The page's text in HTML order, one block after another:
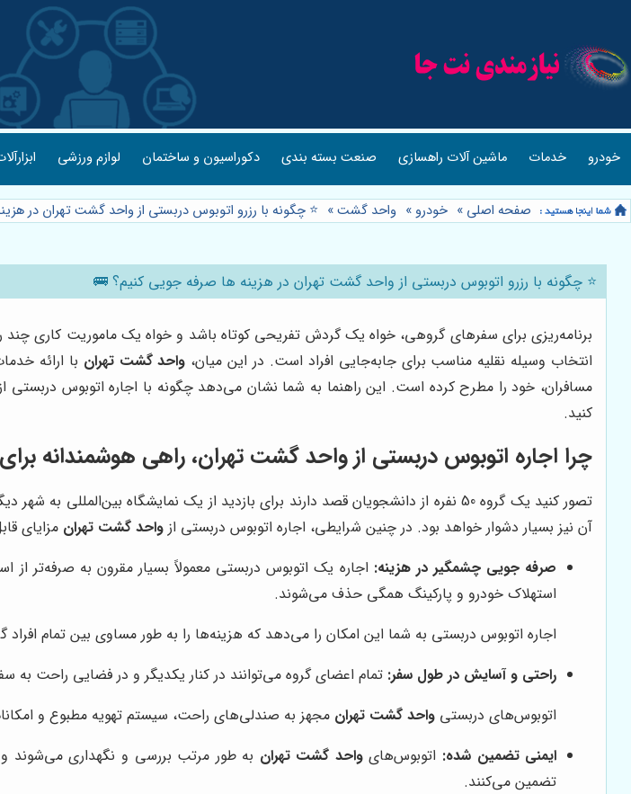
خودرو خدمات ماشین آلات راهسازی صنعت بسته بندی دکوراسیون و ساختمان لوازم ورزشی
صفحه اصلی » خودرو » واحد گشت» ⭐️ چگونه با رزرو اتوبوس دربستی از واحد گشت تهران در
⭐️ چگونه با رزرو اتوبوس دربستی از واحد گشت تهران در هزینه ها صرفه جویی کنیم؟ 🚌
برنامه‌ریزی برای سفرهای گروهی، خواه یک گردش تفریحی کوتاه باشد و خواه یک ماموریت کاری چند
انتخاب وسیله نقلیه مناسب برای جابه‌جایی افراد است. در این میان، واحد گشت تهران با ارائه
مسافران، خود را مطرح کرده است. این راهنما به شما نشان می‌دهد چگونه با اجاره اتوبوس دربستی
کنید.
چرا اجاره اتوبوس دربستی از واحد گشت تهران، راهی هوشمندانه
تصور کنید یک گروه 50 نفره از دانشجویان قصد دارند برای بازدید از یک نمایشگاه
آن نیز بسیار دشوار خواهد بود. در چنین شرایطی، اجاره اتوبوس دربستی از واحد گشت تهران مزایای
صرفه جویی چشمگیر در هزینه: اجاره یک اتوبوس دربستی معمولاً بسیار مقرون به صرفه‌تر
استهلاک خودرو و پارکینگ همگی حذف می‌شوند.
اجاره اتوبوس دربستی به شما این امکان را می‌دهد که هزینه‌ها را به طور مساوی بین تمام
راحتی و آسایش در طول سفر: تمام اعضای گروه می‌توانند در کنار یکدیگر و در فضایی راحت به
اتوبوس‌های دربستی واحد گشت تهران مجهز به صندلی‌های راحت، سیستم تهویه مطبوع و
ایمنی تضمین شده: اتوبوس‌هایواحد گشت تهران به طور مرتب بررسی و نگهداری می‌شوند
تضمین می‌کنند.